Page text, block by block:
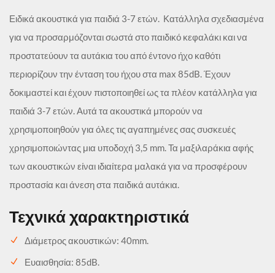
Ειδικά ακουστικά για παιδιά 3-7 ετών. Κατάλληλα σχεδιασμένα
για να προσαρμόζονται σωστά στο παιδικό κεφαλάκι και να
προστατεύουν τα αυτάκια του από έντονο ήχο καθότι
περιορίζουν την ένταση του ήχου στα max 85dB. Έχουν
δοκιμαστεί και έχουν πιστοποιηθεί ως τα πλέον κατάλληλα για
παιδιά 3-7 ετών. Αυτά τα ακουστικά μπορούν να
χρησιμοποιηθούν για όλες τις αγαπημένες σας συσκευές
χρησιμοποιώντας μια υποδοχή 3,5 mm. Τα μαξιλαράκια αφής
των ακουστικών είναι ιδιαίτερα μαλακά για να προσφέρουν
προστασία και άνεση στα παιδικά αυτάκια.
Τεχνικά χαρακτηριστικά
Διάμετρος ακουστικών: 40mm.
Ευαισθησία: 85dB.